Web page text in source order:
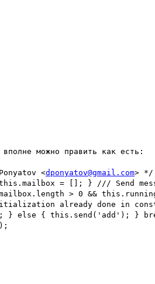
можно править как есть:
<dponyatov@gmail.com> */
= []; } /// Send
> 0 &&
already done in
{ this.send('add'); }